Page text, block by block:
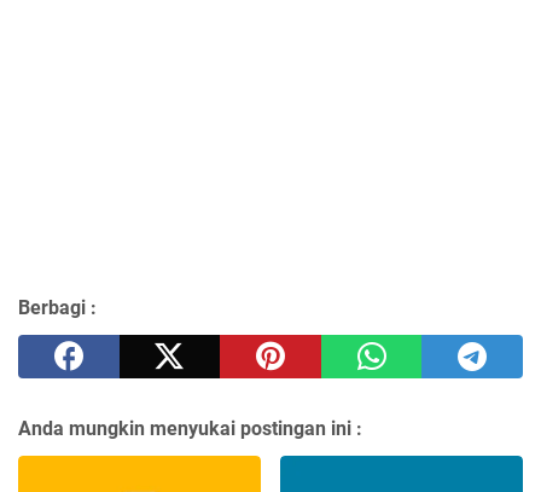
Berbagi :
Anda mungkin menyukai postingan ini :